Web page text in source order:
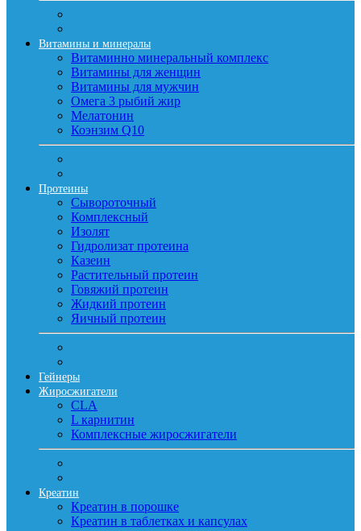
Витамины и минералы
Витаминно минеральный комплекс
Витамины для женщин
Витамины для мужчин
Омега 3 рыбий жир
Мелатонин
Коэнзим Q10
Протеины
Сывороточный
Комплексный
Изолят
Гидролизат протеина
Казеин
Растительный протеин
Говяжий протеин
Жидкий протеин
Яичный протеин
Гейнеры
Жиросжигатели
CLA
L карнитин
Комплексные жиросжигатели
Креатин
Креатин в порошке
Креатин в таблетках и капсулах